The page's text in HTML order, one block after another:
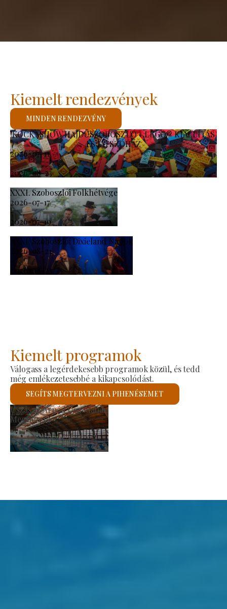
KOCKASHOW HAJDÚSZOBOSZLÓ - LEGO® KIÁLLÍTÁS
ÉS JÁTSZÓHÁZ
2026-07-11
-
2026-08-23
XXXI. Szoboszlói Folkhétvége
2026-07-17
-
2026-07-19
XXXI. Szoboszlói Dixieland Napok
2026-08-21
-
2026-08-23
Kiemelt rendezvények
MINDEN RENDEZVÉNY
Kiemelt programok
Válogass a legérdekesebb programok közül, és tedd
még emlékezetesebbé a kikapcsolódást.
SEGÍTS MEGTERVEZNI A PIHENÉSEMET
Termelői Piac
Megnézem